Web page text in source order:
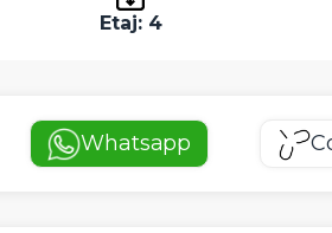
Etaj: 4
Whatsapp